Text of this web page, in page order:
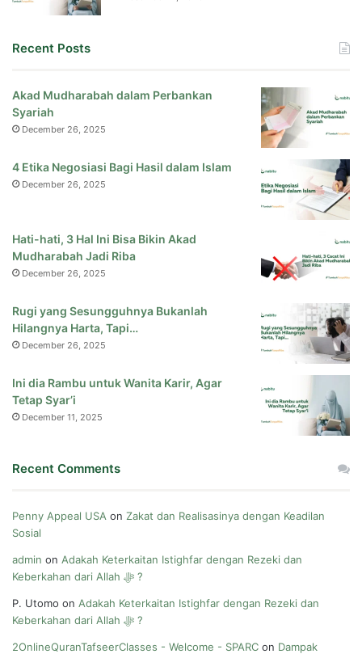
Recent Posts
Akad Mudharabah dalam Perbankan
Syariah
December 26, 2025
4 Etika Negosiasi Bagi Hasil dalam Islam
December 26, 2025
Hati-hati, 3 Hal Ini Bisa Bikin Akad
Mudharabah Jadi Riba
December 26, 2025
Rugi yang Sesungguhnya Bukanlah
Hilangnya Harta, Tapi…
December 26, 2025
Ini dia Rambu untuk Wanita Karir, Agar
Tetap Syar’i
December 11, 2025
Recent Comments
Penny Appeal USA on Zakat dan Realisasinya dengan Keadilan
Sosial
admin on Adakah Keterkaitan Istighfar dengan Rezeki dan
Keberkahan dari Allah ﷻ ?
P. Utomo on Adakah Keterkaitan Istighfar dengan Rezeki dan
Keberkahan dari Allah ﷻ ?
2OnlineQuranTafseerClasses - Welcome - SPARC on Dampak